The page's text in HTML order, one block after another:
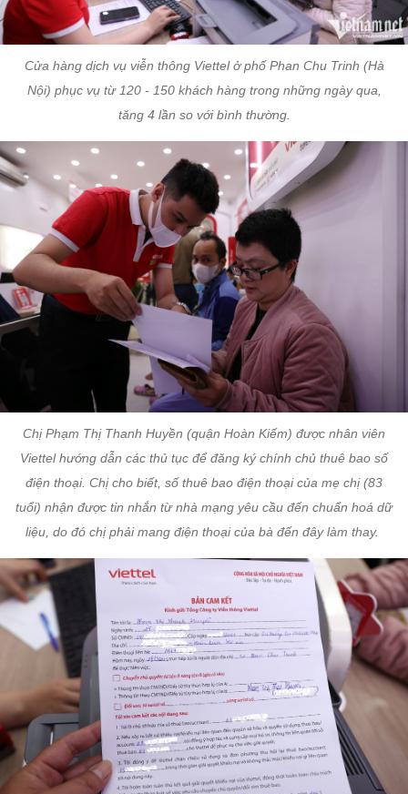
Cửa hàng dịch vụ viễn thông Viettel ở phố Phan Chu Trinh (Hà
Nội) phục vụ từ 120 - 150 khách hàng trong những ngày qua,
tăng 4 lần so với bình thường.
Chị Phạm Thị Thanh Huyền (quận Hoàn Kiếm) được nhân viên
Viettel hướng dẫn các thủ tục để đăng ký chính chủ thuê bao số
điện thoại. Chị cho biết, số thuê bao điện thoại của mẹ chị (83
tuổi) nhận được tin nhắn từ nhà mạng yêu cầu đến chuẩn hoá dữ
liệu, do đó chị phải mang điện thoại của bà đến đây làm thay.